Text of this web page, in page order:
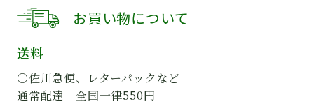
お買い物について
送料
○佐川急便、レターパックなど
通常配達 全国一律550円